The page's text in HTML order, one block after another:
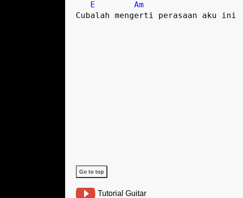
E
Am
Cubalah mengerti perasaan aku ini
Go to top
Tutorial Guitar